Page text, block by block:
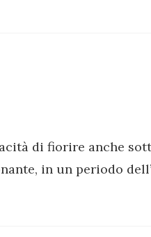
di fiorire anche
in un periodo